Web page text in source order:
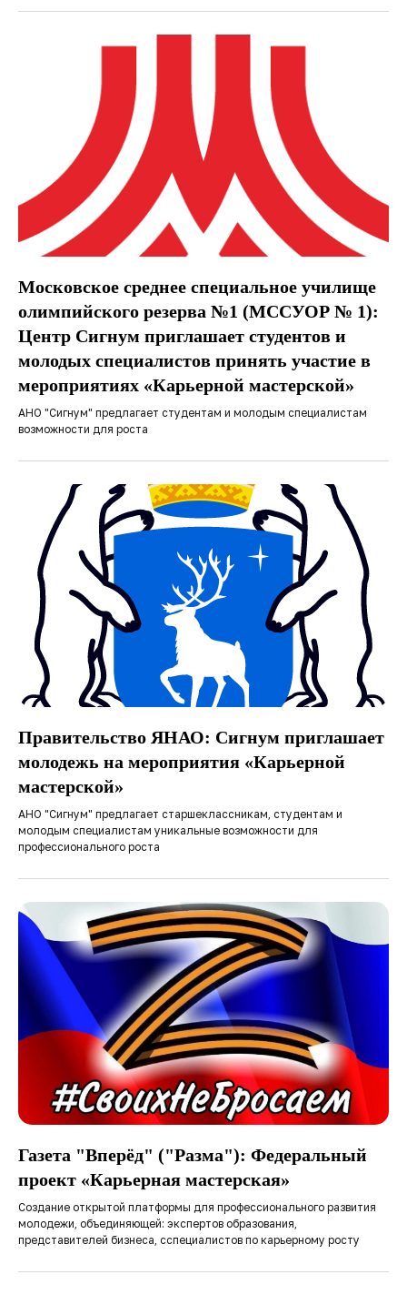
Московское среднее специальное училище
олимпийского резерва №1 (МССУОР № 1):
Центр Сигнум приглашает студентов и
молодых специалистов принять участие в
мероприятиях «Карьерной мастерской»
АНО "Сигнум" предлагает студентам и молодым специалистам
возможности для роста
Правительство ЯНАО: Сигнум приглашает
молодежь на мероприятия «Карьерной
мастерской»
АНО "Сигнум" предлагает старшеклассникам, студентам и
молодым специалистам уникальные возможности для
профессионального роста
Газета "Вперёд" ("Разма"): Федеральный
проект «Карьерная мастерская»
Создание открытой платформы для профессионального развития
молодежи, объединяющей: экспертов образования,
представителей бизнеса, сспециалистов по карьерному росту